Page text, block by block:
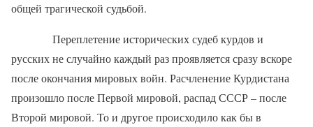
общей трагической судьбой.
Переплетение исторических судеб курдов и
русских не случайно каждый раз проявляется сразу вскоре
после окончания мировых войн. Расчленение Курдистана
произошло после Первой мировой, распад СССР – после
Второй мировой. То и другое происходило как бы в